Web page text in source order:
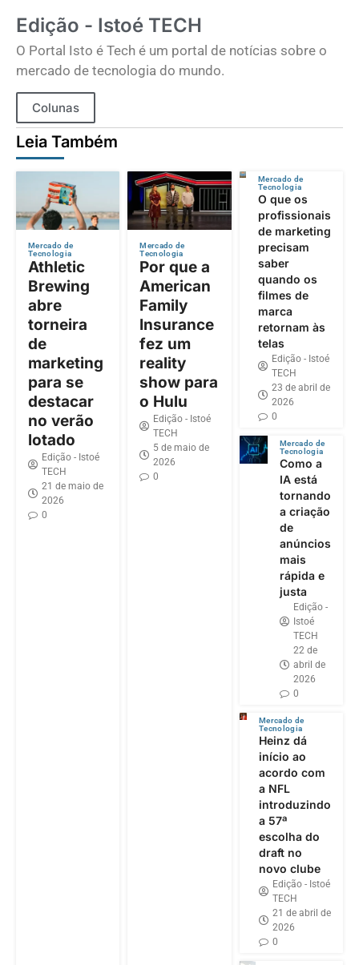
Edição - Istoé TECH
O Portal Isto é Tech é um portal de notícias sobre o
mercado de tecnologia do mundo.
Colunas
Leia Também
Mercado de
Tecnologia
Athletic
Brewing
abre
torneira
de
marketing
para se
destacar
no verão
lotado
Edição - Istoé
TECH
21 de maio de
2026
0
Mercado de
Tecnologia
Por que a
American
Family
Insurance
fez um
reality
show para
o Hulu
Edição - Istoé
TECH
5 de maio de
2026
0
Mercado de
Tecnologia
O que os
profissionais
de marketing
precisam
saber
quando os
filmes de
marca
retornam às
telas
Edição - Istoé
TECH
23 de abril de
2026
0
Mercado de
Tecnologia
Como a
IA está
tornando
a criação
de
anúncios
mais
rápida e
justa
Edição -
Istoé
TECH
22 de
abril de
2026
0
Mercado de
Tecnologia
Heinz dá
início ao
acordo com
a NFL
introduzindo
a 57ª
escolha do
draft no
novo clube
Edição - Istoé
TECH
21 de abril de
2026
0